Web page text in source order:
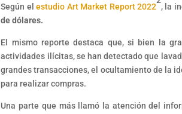
Según elestudio Art Market Report 2022 , la
de dólares.
El mismo reporte destaca que, si bien la
actividades ilícitas, se han detectado que
grandes transacciones, el ocultamiento de la
para realizar compras.
Una parte que más llamó la atención del